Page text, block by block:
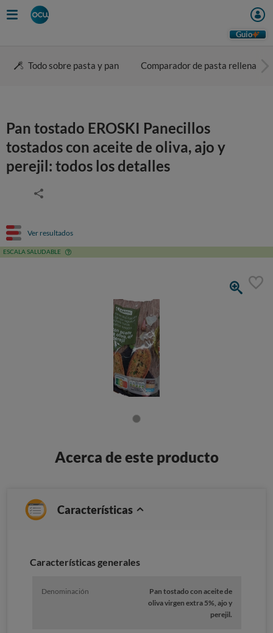
Guio
Todo sobre pasta y pan Comparador de pasta rellena
Pan tostado EROSKI Panecillos
tostados con aceite de oliva, ajo y
perejil: todos los detalles
Ver resultados
ESCALA SALUDABLE
Acerca de este producto
Características
Características generales
Denominación
Pan tostado con aceite de
oliva virgen extra 5%, ajo y
perejil.